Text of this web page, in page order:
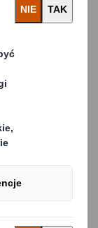
: Rozwiązania
tworzywa
ponownego
innowacje
dla
Zasadach
naszych
i
się do GOZ